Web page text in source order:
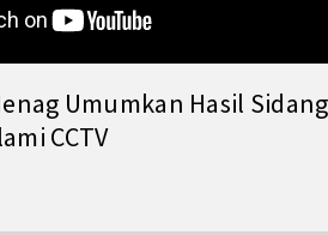
Umumkan Hasil
CCTV